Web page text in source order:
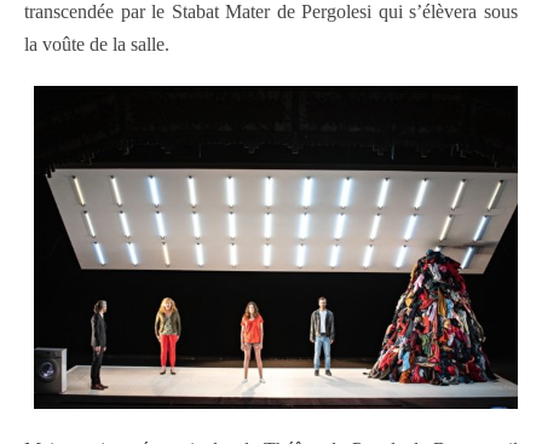
transcendée par le Stabat Mater de Pergolesi qui s’élèvera sous
la voûte de la salle.